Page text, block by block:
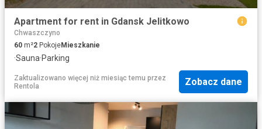
Apartment for rent in Gdansk Jelitkowo
Chwaszczyno
60 m²2 PokojeMieszkanie
·Sauna·Parking
Zaktualizowano więcej niż miesiąc temu przez
Rentola
Zobacz dane